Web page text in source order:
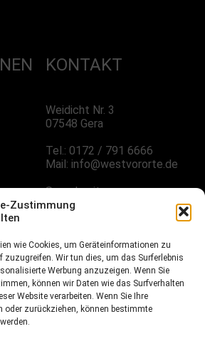
Zustimmung
wie Cookies, um Geräteinformationen zu
zuzugreifen. Wir tun dies, um das Surferlebnis
Werbung anzuzeigen. Wenn Sie
können wir Daten wie das Surfverhalten
Website verarbeiten. Wenn Sie Ihre
oder zurückziehen, können bestimmte
KONTAKT
Weidicht Nr. 3
07548 Gera
Tel.: 0172 / 791 6666
Mail: info@westvororte.de
Sprechzeiten:
Nach Vereinbarung